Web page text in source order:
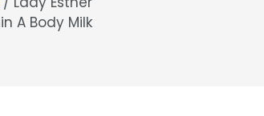
A Body Milk